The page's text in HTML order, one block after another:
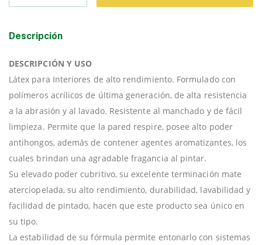
Descripción
DESCRIPCIÓN Y USO
Látex para Interiores de alto rendimiento. Formulado con
polímeros acrílicos de última generación, de alta resistencia
a la abrasión y al lavado. Resistente al manchado y de fácil
limpieza. Permite que la pared respire, posee alto poder
antihongos, además de contener agentes aromatizantes, los
cuales brindan una agradable fragancia al pintar.
Su elevado poder cubritivo, su excelente terminación mate
aterciopelada, su alto rendimiento, durabilidad, lavabilidad y
facilidad de pintado, hacen que este producto sea único en
su tipo.
La estabilidad de su fórmula permite entonarlo con sistemas